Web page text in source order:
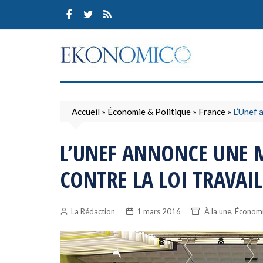
content
Accueil » Économie & Politique » France »
L’UNEF ANNONCE
CONTRE LA LOI TRAVAIL
La Rédaction 1 mars 2016 À la une,